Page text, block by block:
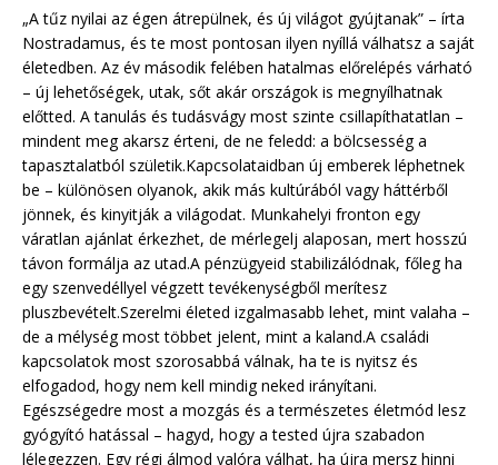
„A tűz nyilai az égen átrepülnek, és új világot gyújtanak” – írta
Nostradamus, és te most pontosan ilyen nyíllá válhatsz a saját
életedben. Az év második felében hatalmas előrelépés várható
– új lehetőségek, utak, sőt akár országok is megnyílhatnak
előtted. A tanulás és tudásvágy most szinte csillapíthatatlan –
mindent meg akarsz érteni, de ne feledd: a bölcsesség a
tapasztalatból születik.Kapcsolataidban új emberek léphetnek
be – különösen olyanok, akik más kultúrából vagy háttérből
jönnek, és kinyitják a világodat. Munkahelyi fronton egy
váratlan ajánlat érkezhet, de mérlegelj alaposan, mert hosszú
távon formálja az utad.A pénzügyeid stabilizálódnak, főleg ha
egy szenvedéllyel végzett tevékenységből merítesz
pluszbevételt.Szerelmi életed izgalmasabb lehet, mint valaha –
de a mélység most többet jelent, mint a kaland.A családi
kapcsolatok most szorosabbá válnak, ha te is nyitsz és
elfogadod, hogy nem kell mindig neked irányítani.
Egészségedre most a mozgás és a természetes életmód lesz
gyógyító hatással – hagyd, hogy a tested újra szabadon
lélegezzen. Egy régi álmod valóra válhat, ha újra mersz hinni